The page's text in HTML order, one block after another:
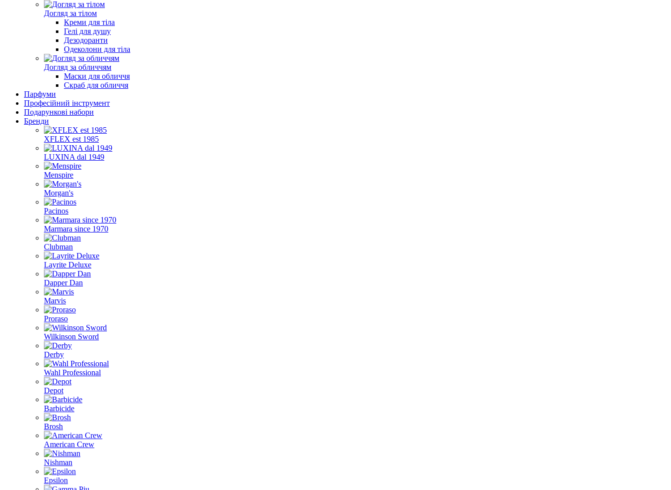
Догляд за тілом
Креми для тіла
Гелі для душу
Дезодоранти
Одеколони для тіла
Догляд за обличчям
Маски для обличчя
Скраб для обличчя
Парфуми
Професійний інструмент
Подарункові набори
Бренди
XFLEX est 1985
LUXINA dal 1949
Menspire
Morgan's
Pacinos
Marmara since 1970
Clubman
Layrite Deluxe
Dapper Dan
Marvis
Proraso
Wilkinson Sword
Derby
Wahl Professional
Depot
Barbicide
Brosh
American Crew
Nishman
Epsilon